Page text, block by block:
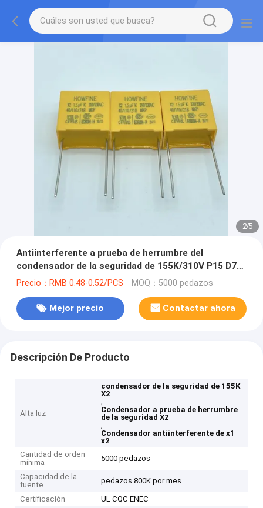
2/5
Antiinterferente a prueba de herrumbre del
condensador de la seguridad de 155K/310V P15 D7
X2
Precio：RMB 0.48-0.52/PCS MOQ：5000 pedazos
Mejor precio Contactar ahora
Descripción De Producto
Alta luz
condensador de la seguridad de 155K
X2
,
Condensador a prueba de herrumbre
de la seguridad X2
,
Condensador antiinterferente de x1
x2
Cantidad de orden
mínima
5000 pedazos
Capacidad de la
fuente
pedazos 800K por mes
Certificación
UL CQC ENEC